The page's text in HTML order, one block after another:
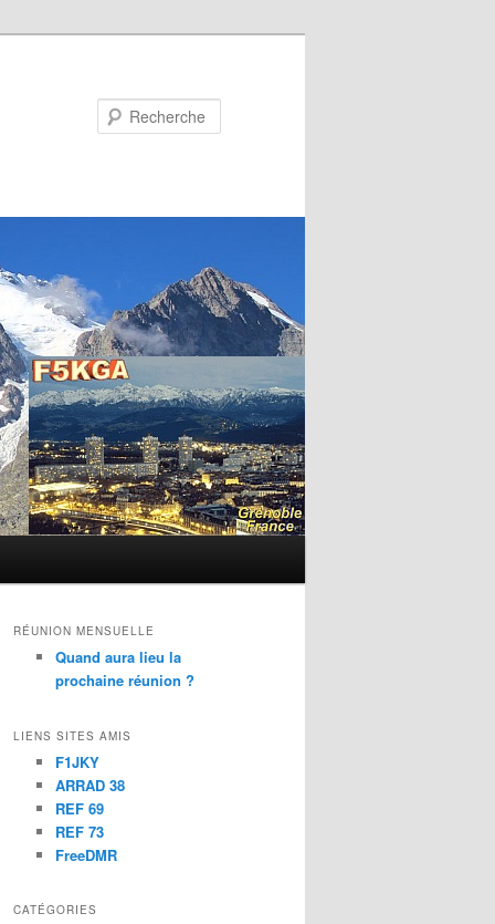
RÉUNION MENSUELLE
Quand aura lieu la
prochaine réunion ?
LIENS SITES AMIS
F1JKY
ARRAD 38
REF 69
REF 73
FreeDMR
CATÉGORIES